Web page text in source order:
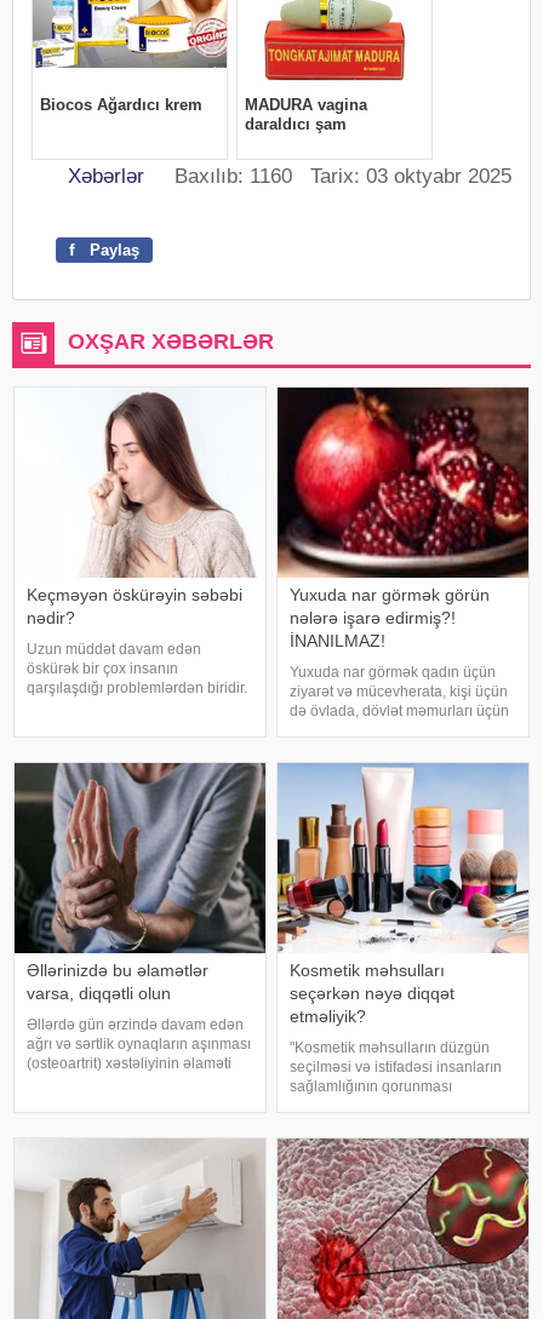
Xəbərlər Baxılıb: 1160 Tarix: 03 oktyabr 2025
f Paylaş
OXŞAR XƏBƏRLƏR
Keçməyən öskürəyin səbəbi
nədir?
Uzun müddət davam edən
öskürək bir çox insanın
qarşılaşdığı problemlərdən biridir.
hər zaman tənəffüs yolu
infeksiyası olmur
Yuxuda nar görmək görün
nələrə işarə edirmiş?!
İNANILMAZ!
Yuxuda nar görmək qadın üçün
ziyarət və mücevherata, kişi üçün
də övlada, dövlət məmurları üçün
bərəkətinə, tacir üçün çox quru,
xalq üçün yaxşı bir idarəy
Əllərinizdə bu əlamətlər
varsa, diqqətli olun
Əllərdə gün ərzində davam edən
ağrı və sərtlik oynaqların aşınması
(osteoartrit) xəstəliyinin əlaməti
yaranır. xəbər verir ki
Kosmetik məhsulları
seçərkən nəyə diqqət
etməliyik?
"Kosmetik məhsulların düzgün
seçilməsi və istifadəsi insanların
sağlamlığının qorunması
Səhiyyə Nazirliyinin rəsmi
"Instagram" hesabınd